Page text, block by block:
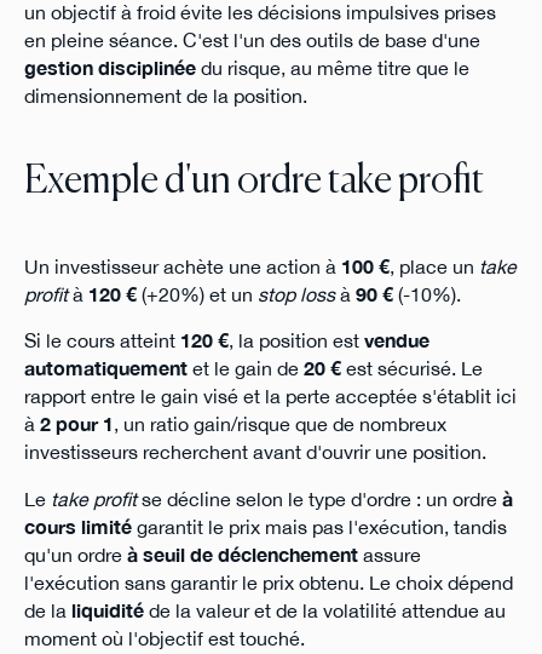
un objectif à froid évite les décisions impulsives prises
en pleine séance. C'est l'un des outils de base d'une
gestion disciplinéedu risque, au même titre que le
dimensionnement de la position.
Exemple d'un ordre take profit
Un investisseur achète une action à 100 €, place un take
profità 120 €(+20%) et un stop lossà 90 €(-10%).
Si le cours atteint 120 €, la position est vendue
automatiquementet le gain de 20 €est sécurisé. Le
rapport entre le gain visé et la perte acceptée s'établit ici
à 2 pour 1, un ratio gain/risque que de nombreux
investisseurs recherchent avant d'ouvrir une position.
Le take profitse décline selon le type d'ordre : un ordre à
cours limitégarantit le prix mais pas l'exécution, tandis
qu'un ordre à seuil de déclenchementassure
l'exécution sans garantir le prix obtenu. Le choix dépend
de la liquiditéde la valeur et de la volatilité attendue au
moment où l'objectif est touché.